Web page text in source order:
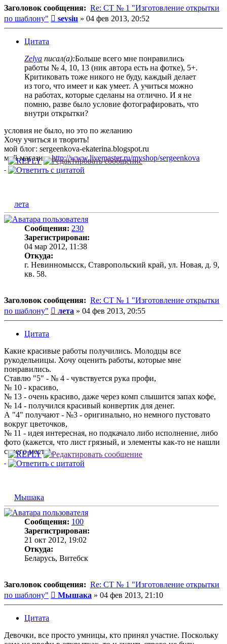
Заголовок сообщения: Re: СТ № 1 "Изготовление открытки
по шаблону"
Сообщение
sevsiu » 04 фев 2013, 20:52
Цитата
Zelya писал(а):Больше всего мне понравились
работы № 4, 10, 13 (ник автора есть на фотке), 5+.
Критиковать тоже никого не буду, каждый делает
из того, что имеет и как умеет. А учиться можно
на работах, которые сделаны на отлично. И я не
помню, разве было условие фотографировать, что
внутри открытки?
условия не было, но это по желанию
Хочу учиться и творить!
мой блог: sergeenkova-ekaterina.blogspot.ru
мой магазин:http://www.livemaster.ru/myshop/sergeenkova
лета
Сообщения: 230
Зарегистрирован:
04 мар 2012, 11:38
Откуда:
г. Невинномысск, Ставропольский край, ул. Новая, д. 9,
кв. 58.
Заголовок сообщения: Re: СТ № 1 "Изготовление открытки
по шаблону"
Сообщение
лета » 04 фев 2013, 20:55
Цитата
Какие красивые работы получились. Молодцы все
рукодельницы. Хочу оценить работы, которые мне
понравились.
Ставлю "5" - № 4 - чувствуется рука профи,
№ 10 - красиво,
№ 13 - очень красиво, даже через комп слышится запах кофе,
№ 14 - получился красивый конвертик для денег.
А "4" получают - №3 - оригинально, но немного пустовато
вокруг цветочков,
№ 11 - идея интересная, но подкачало либо исполнение, либо
фото (кажется, что лист грязный, и элементы как-то не нашли
своего места),
Мышака
Сообщения: 100
Зарегистрирован:
21 окт 2012, 19:02
Откуда:
Беларусь, Витебск
Заголовок сообщения: Re: СТ № 1 "Изготовление открытки
по шаблону"
Сообщение
Мышака » 04 фев 2013, 21:10
Цитата
Девочки, все просто умницы, кто принял участие. Поскольку